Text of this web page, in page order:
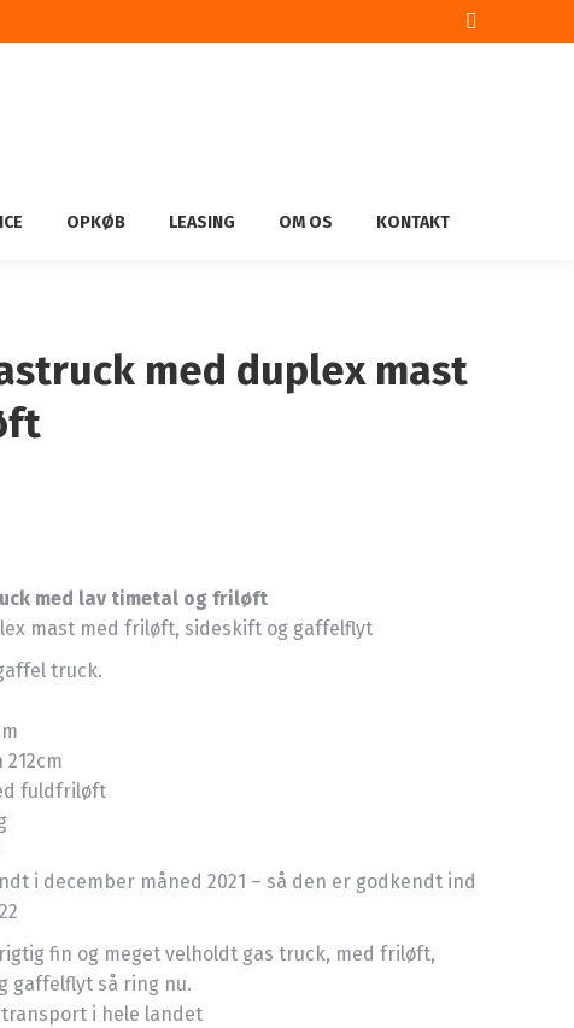
Facebook
OPKØB LEASING OM OS KONTAKT
med duplex mast
med lav timetal og friløft
mast med friløft, sideskift og gaffelflyt
truck.
fuldfriløft
i december måned 2021 – så den er godkendt ind
fin og meget velholdt gas truck, med friløft,
gaffelflyt så ring nu.
i hele landet